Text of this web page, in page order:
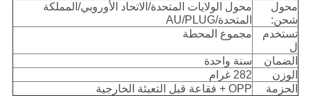
محول
شحن:
محول الولايات المتحدة/الاتحاد الأوروبي/المملكة
المتحدة/AU/PLUG
تستخدم
ل
مجموع المحطة
الضمان
سنة واحدة
الوزن
282 غرام
الحزمة
OPP + فقاعة قبل التعبئة الخارجية